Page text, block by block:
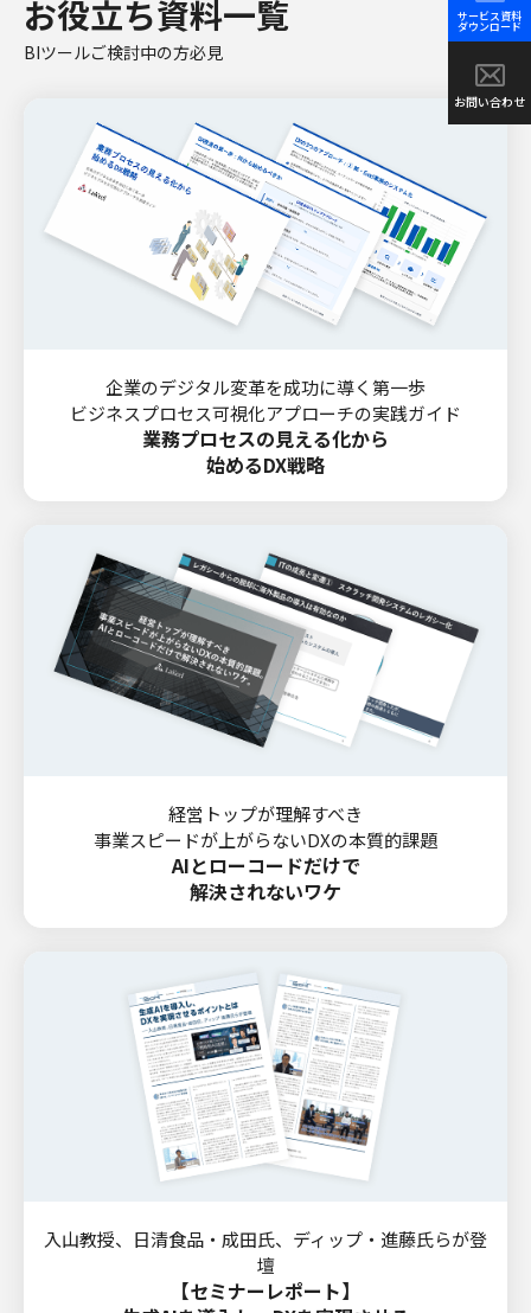
サービス資料
ダウンロード
お問い合わせ
お役立ち資料一覧
BIツールご検討中の方必見
企業のデジタル変革を成功に導く第一歩
ビジネスプロセス可視化アプローチの実践ガイド
業務プロセスの見える化から
始めるDX戦略
経営トップが理解すべき
事業スピードが上がらないDXの本質的課題
AIとローコードだけで
解決されないワケ
入山教授、日清食品・成田氏、ディップ・進藤氏らが登
壇
【セミナーレポート】